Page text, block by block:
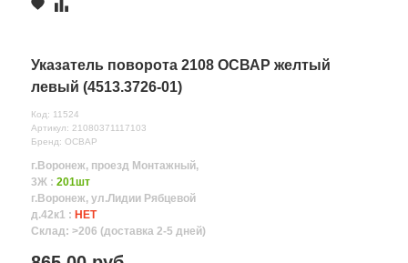
Указатель поворота 2108 ОСВАР желтый
левый (4513.3726-01)
Код: 11524
Артикул: 21080371117103
Бренд: ОСВАР
г.Воронеж, проезд Монтажный,
3Ж : 201шт
г.Воронеж, ул.Лидии Рябцевой
д.42к1 : НЕТ
Склад: >206 (доставка 2-5 дней)